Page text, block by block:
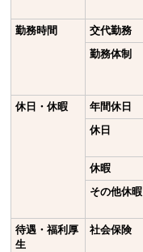
勤務時間
交代勤務
勤務体制
休日・休暇
年間休日
休日
休暇
その他休暇
待遇・福利厚
生
社会保険